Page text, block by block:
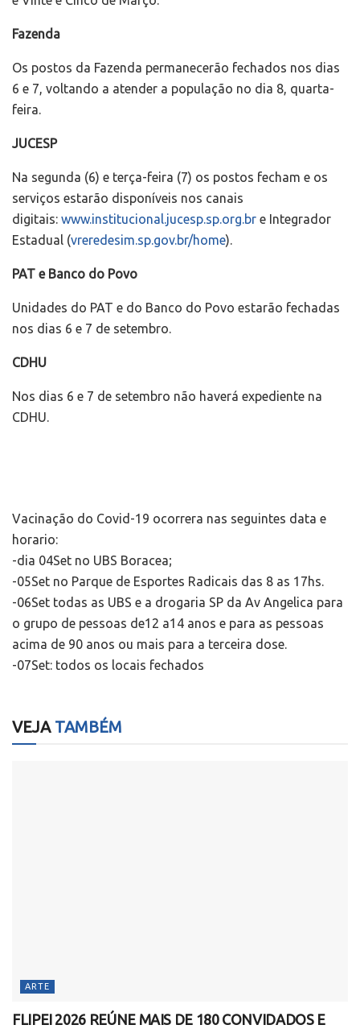
Fazenda
Os postos da Fazenda permanecerão fechados nos dias
6 e 7, voltando a atender a população no dia 8, quarta-
feira.
JUCESP
Na segunda (6) e terça-feira (7) os postos fecham e os
serviços estarão disponíveis nos canais
digitais: www.institucional.jucesp.sp.org.br e Integrador
Estadual (vreredesim.sp.gov.br/home).
PAT e Banco do Povo
Unidades do PAT e do Banco do Povo estarão fechadas
nos dias 6 e 7 de setembro.
CDHU
Nos dias 6 e 7 de setembro não haverá expediente na
CDHU.
Vacinação do Covid-19 ocorrera nas seguintes data e
horario:
-dia 04Set no UBS Boracea;
-05Set no Parque de Esportes Radicais das 8 as 17hs.
-06Set todas as UBS e a drogaria SP da Av Angelica para
o grupo de pessoas de12 a14 anos e para as pessoas
acima de 90 anos ou mais para a terceira dose.
-07Set: todos os locais fechados
VEJATAMBÉM
ARTE
FLIPEI 2026 REÚNE MAIS DE 180 CONVIDADOS E